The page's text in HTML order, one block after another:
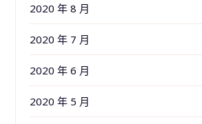
2020 年 8 月
2020 年 7 月
2020 年 6 月
2020 年 5 月